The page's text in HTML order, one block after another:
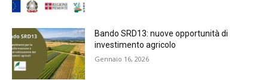
Bando SRD13: nuove opportunità di
investimento agricolo
Gennaio 16, 2026